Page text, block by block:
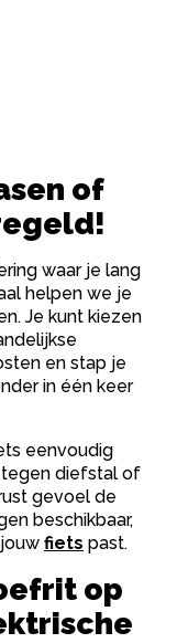
of
waar je lang
helpen we je
Je kunt kiezen
en stap je
in één keer
eenvoudig
diefstal of
gevoel de
beschikbaar,
fiets past.
op